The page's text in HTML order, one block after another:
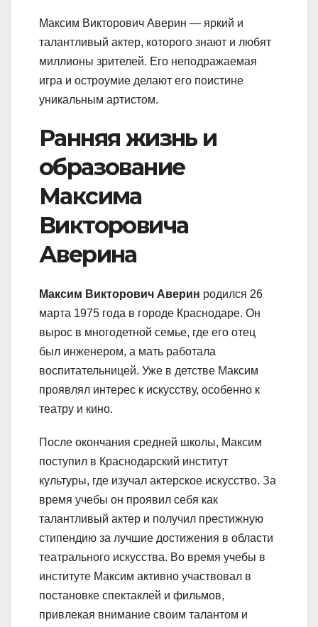
Максим Викторович Аверин — яркий и
талантливый актер, которого знают и любят
миллионы зрителей. Его неподражаемая
игра и остроумие делают его поистине
уникальным артистом.
Ранняя жизнь и
образование
Максима
Викторовича
Аверина
Максим Викторович Аверин родился 26
марта 1975 года в городе Краснодаре. Он
вырос в многодетной семье, где его отец
был инженером, а мать работала
воспитательницей. Уже в детстве Максим
проявлял интерес к искусству, особенно к
театру и кино.
После окончания средней школы, Максим
поступил в Краснодарский институт
культуры, где изучал актерское искусство. За
время учебы он проявил себя как
талантливый актер и получил престижную
стипендию за лучшие достижения в области
театрального искусства. Во время учебы в
институте Максим активно участвовал в
постановке спектаклей и фильмов,
привлекая внимание своим талантом и